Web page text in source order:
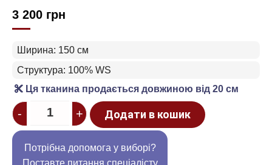
3 200 грн
Ширина: 150 см
Структура: 100% WS
Ця тканина продається довжиною від 20 см
Quantity
- + Додати в кошик
Потрібна допомога у виборі?
Поставте питання спеціалісту